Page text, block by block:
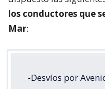
los conductores que
Mar:
-Desvíos por